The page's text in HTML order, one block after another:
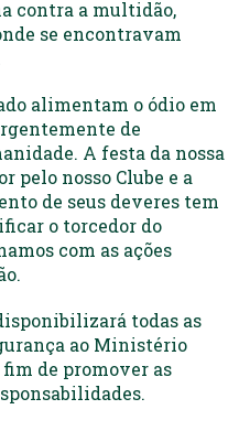
contra a multidão,
se encontravam
alimentam o ódio em
de
A festa da nossa
pelo nosso Clube e a
de seus deveres tem
o torcedor do
com as ações
todas as
ao Ministério
de promover as